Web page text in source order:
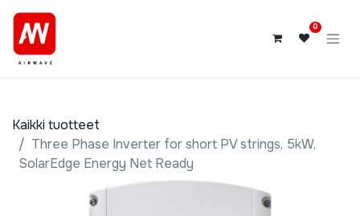
0
Kaikki tuotteet
Three Phase Inverter for short PV strings, 5kW,
SolarEdge Energy Net Ready